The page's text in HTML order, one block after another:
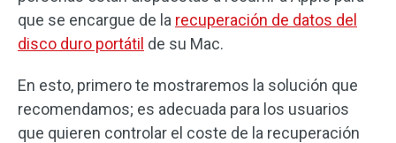
que se encargue de la recuperación de datos del
disco duro portátil de su Mac.
En esto, primero te mostraremos la solución que
recomendamos; es adecuada para los usuarios
que quieren controlar el coste de la recuperación